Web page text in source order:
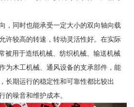
，同时也能承受一定大小的双向轴向载
许较高的转速，转动灵活性好。在实际
被用于造纸机械、纺织机械、输送机械
为木工机械、通风设备的支承部件，能
长期运行的稳定性和可靠性都比较出
的噪音和维护成本。